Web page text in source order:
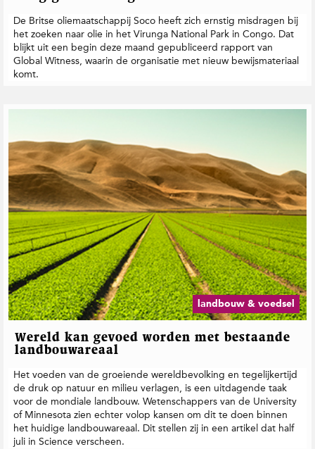
De Britse oliemaatschappij Soco heeft zich ernstig misdragen bij
het zoeken naar olie in het Virunga National Park in Congo. Dat
blijkt uit een begin deze maand gepubliceerd rapport van
Global Witness, waarin de organisatie met nieuw bewijsmateriaal
komt.
landbouw & voedsel
Wereld kan gevoed worden met bestaande
landbouwareaal
Het voeden van de groeiende wereldbevolking en tegelijkertijd
de druk op natuur en milieu verlagen, is een uitdagende taak
voor de mondiale landbouw. Wetenschappers van de University
of Minnesota zien echter volop kansen om dit te doen binnen
het huidige landbouwareaal. Dit stellen zij in een artikel dat half
juli in Science verscheen.